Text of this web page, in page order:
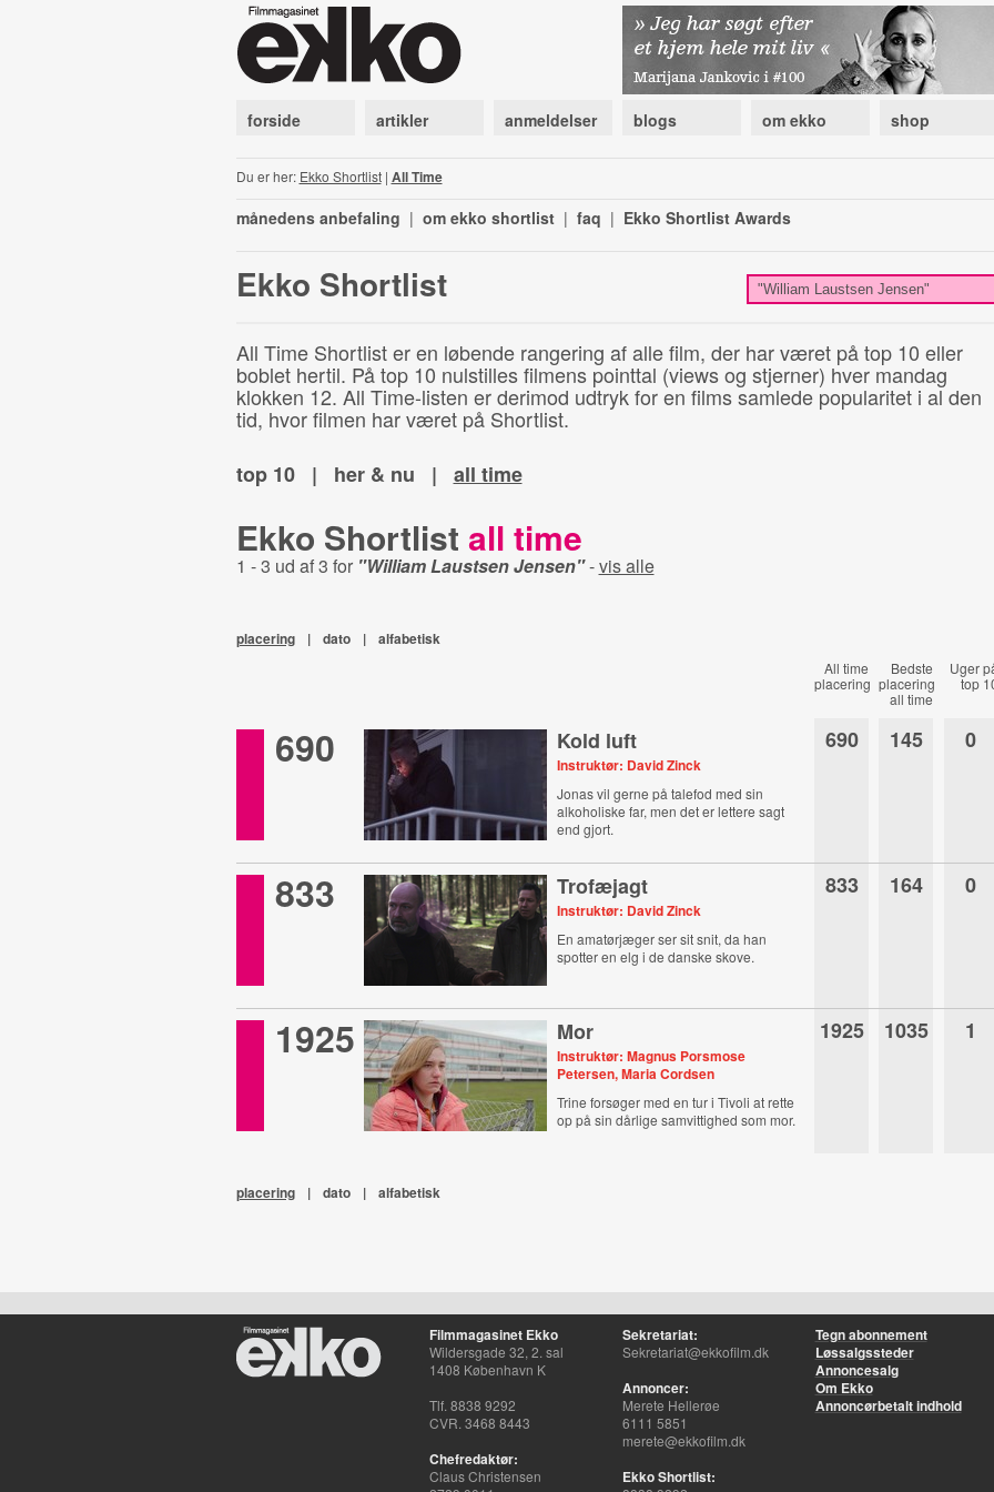
forside artikler anmeldelser blogs om ekko shop
Du er her: Ekko Shortlist| All Time
månedens anbefaling | om ekko shortlist | faq | Ekko Shortlist Awards
Ekko Shortlist
All Time Shortlist er en løbende rangering af alle film, der har været på top 10 eller
boblet hertil. På top 10 nulstilles filmens pointtal (views og stjerner) hver mandag
klokken 12. All Time-listen er derimod udtryk for en films samlede popularitet i al den
tid, hvor filmen har været på Shortlist.
top 10
| her & nu | all time
Ekko Shortlist all time
1 - 3 ud af 3 for "William Laustsen Jensen"-vis alle
placering | dato | alfabetisk
All time
placering
Bedste
placering
all time
Uger
top
690 Kold luft
Instruktør: David Zinck
Jonas vil gerne på talefod med sin
alkoholiske far, men det er lettere sagt
end gjort.
690 145 0
833 Trofæjagt
Instruktør: David Zinck
En amatørjæger ser sit snit, da han
spotter en elg i de danske skove.
833 164 0
1925 Mor
Instruktør: Magnus Porsmose
Petersen, Maria Cordsen
Trine forsøger med en tur i Tivoli at rette
op på sin dårlige samvittighed som mor.
1925 1035 1
placering | dato | alfabetisk
Filmmagasinet Ekko
Wildersgade 32, 2. sal
1408 København K
Tlf. 8838 9292
CVR. 3468 8443
Chefredaktør:
Claus Christensen
Sekretariat:
Sekretariat@ekkofilm.dk
Annoncer:
Merete Hellerøe
6111 5851
merete@ekkofilm.dk
Ekko Shortlist:
Tegn abonnement
Løssalgssteder
Annoncesalg
Om Ekko
Annoncørbetalt indhold